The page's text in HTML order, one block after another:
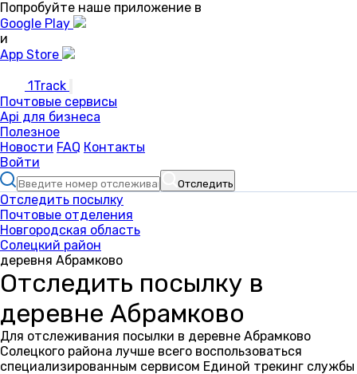
Попробуйте наше приложение в
Google Play
и
App Store
1Track
Почтовые сервисы
Api для бизнеса
Полезное
Новости FAQ Контакты
Войти
Отследить
Отследить посылку
Почтовые отделения
Новгородская область
Солецкий район
деревня Абрамково
Отследить посылку в
деревне Абрамково
Для отслеживания посылки в деревне Абрамково
Солецкого района лучше всего воспользоваться
специализированным сервисом Единой трекинг службы